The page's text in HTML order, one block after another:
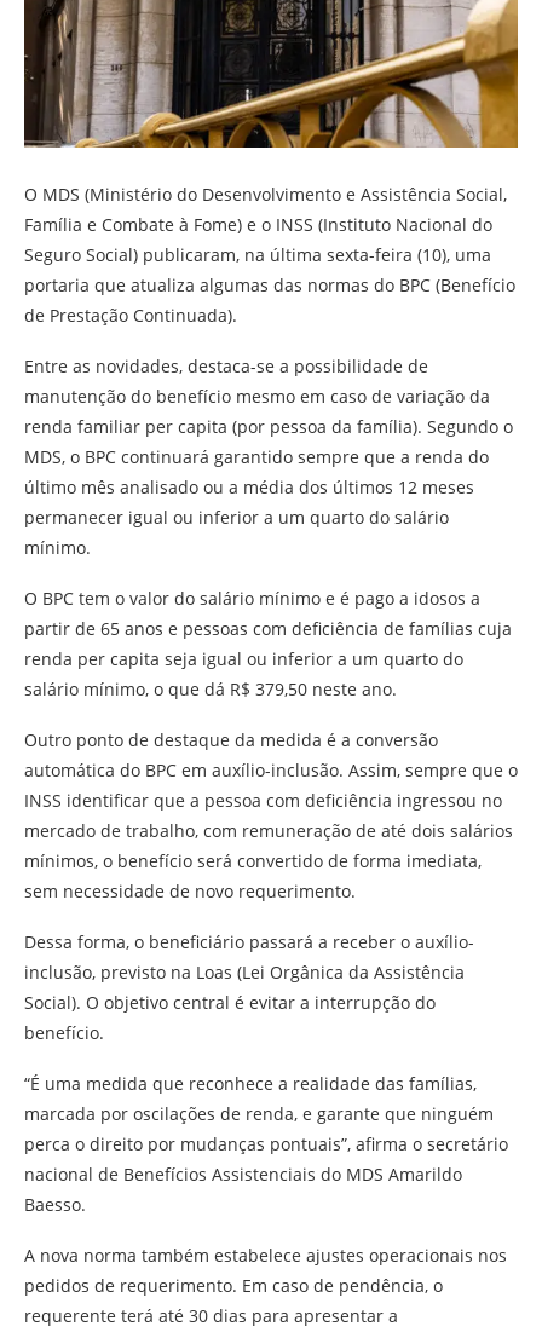
O MDS (Ministério do Desenvolvimento e Assistência Social,
Família e Combate à Fome) e o INSS (Instituto Nacional do
Seguro Social) publicaram, na última sexta-feira (10), uma
portaria que atualiza algumas das normas do BPC (Benefício
de Prestação Continuada).
Entre as novidades, destaca-se a possibilidade de
manutenção do benefício mesmo em caso de variação da
renda familiar per capita (por pessoa da família). Segundo o
MDS, o BPC continuará garantido sempre que a renda do
último mês analisado ou a média dos últimos 12 meses
permanecer igual ou inferior a um quarto do salário
mínimo.
O BPC tem o valor do salário mínimo e é pago a idosos a
partir de 65 anos e pessoas com deficiência de famílias cuja
renda per capita seja igual ou inferior a um quarto do
salário mínimo, o que dá R$ 379,50 neste ano.
Outro ponto de destaque da medida é a conversão
automática do BPC em auxílio-inclusão. Assim, sempre que o
INSS identificar que a pessoa com deficiência ingressou no
mercado de trabalho, com remuneração de até dois salários
mínimos, o benefício será convertido de forma imediata,
sem necessidade de novo requerimento.
Dessa forma, o beneficiário passará a receber o auxílio-
inclusão, previsto na Loas (Lei Orgânica da Assistência
Social). O objetivo central é evitar a interrupção do
benefício.
“É uma medida que reconhece a realidade das famílias,
marcada por oscilações de renda, e garante que ninguém
perca o direito por mudanças pontuais”, afirma o secretário
nacional de Benefícios Assistenciais do MDS Amarildo
Baesso.
A nova norma também estabelece ajustes operacionais nos
pedidos de requerimento. Em caso de pendência, o
requerente terá até 30 dias para apresentar a